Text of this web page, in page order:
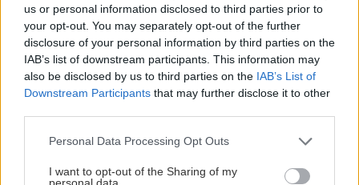
us or personal information disclosed to third parties prior to
your opt-out. You may separately opt-out of the further
disclosure of your personal information by third parties on the
IAB’s list of downstream participants. This information may
also be disclosed by us to third parties on the IAB’s List of
Downstream Participants that may further disclose it to other
Please note that this website/app uses one or more Google
not limited to your visit or usage behaviour. You may click to
Personal Data Processing Opt Outs
I want to opt-out of the Sharing of my
personal data.
το “Ιδιωτικό” εξετάζει το “δημόσιο” και από το
“εθνικό” επεκτείνεται στο “συμπαντικό” πεδίο. Η
Ανδρομάχη στην Ελλάδα, ηφαίστειο ενεργό σε
εχθρικό περιβάλλον γίνεται βόμβα που σκάει από
τα βιώματά της και δημιουργεί ένα γαϊανάκι
ανατροπών επιτρέποντας στην δική μας κοινωνία
τη σκληρή αυτοκριτική της.